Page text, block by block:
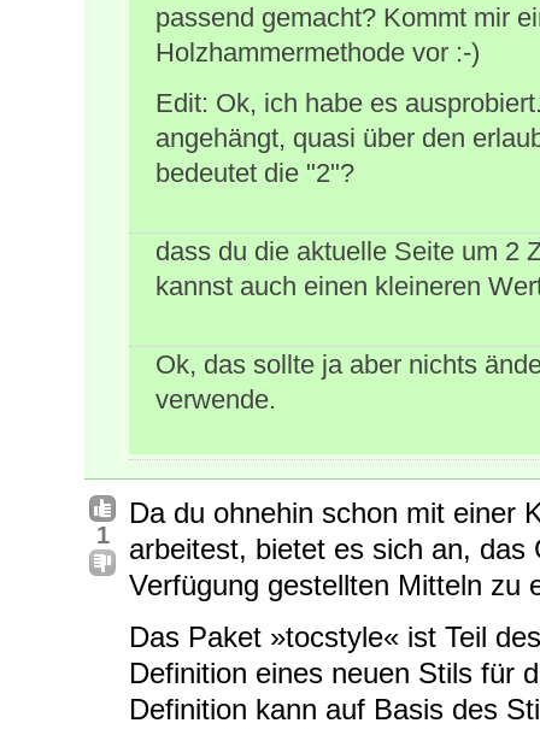
passend gemacht? Kommt mir
Holzhammermethode vor :-)
Edit: Ok, ich habe es
angehängt, quasi über den
bedeutet die "2"?
dass du die aktuelle Seite um 2
kannst auch einen kleineren
Ok, das sollte ja aber nichts
verwende.
1
Da du ohnehin schon mit einer
arbeitest, bietet es sich an,
Verfügung gestellten Mitteln zu
Das Paket »tocstyle« ist Teil
Definition eines neuen Stils für
Definition kann auf Basis des